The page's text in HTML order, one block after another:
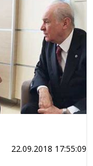
22.09.2018 17:55:09